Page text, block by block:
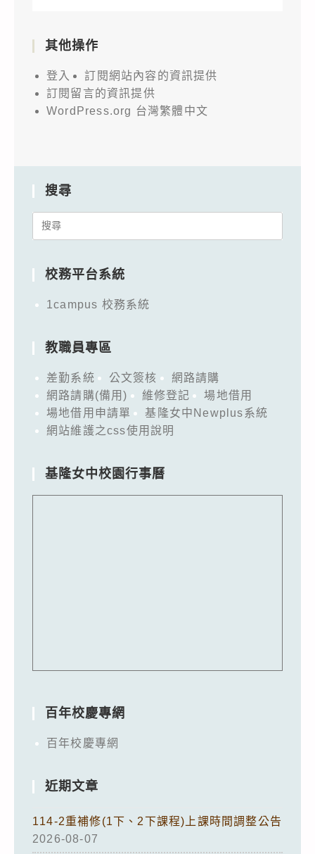
其他操作
登入
訂閱網站內容的資訊提供
訂閱留言的資訊提供
WordPress.org 台灣繁體中文
搜尋
Search
校務平台系統
1campus 校務系統
教職員專區
差勤系統 公文簽核
網路請購
網路請購(備用)
維修登記
場地借用
場地借用申請單
基隆女中Newplus系統
網站維護之css使用說明
基隆女中校園行事曆
百年校慶專網
百年校慶專網
近期文章
114-2重補修(1下、2下課程)上課時間調整公告
2026-08-07